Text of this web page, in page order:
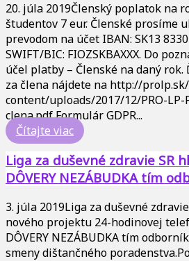
20. júla 2019Členský poplatok na
študentov 7 eur. Členské prosíme
prevodom na účet IBAN: SK13
SWIFT/BIC: FIOZSKBAXXX. Do
účel platby – Členské na daný rok.
za člena nájdete na http://
content/uploads/2017/12/PRO-LP-
clena.pdf Formulár GDPR...
Čítajte viac
Liga za duševné zdravie SR
DÔVERY NEZÁBUDKA tím
3. júla 2019Liga za duševné
nového projektu 24-hodinovej
DÔVERY NEZÁBUDKA tím
smeny dištančného